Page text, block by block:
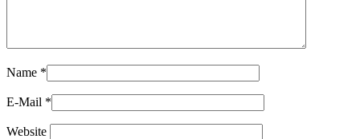
Name *
E-Mail *
Website